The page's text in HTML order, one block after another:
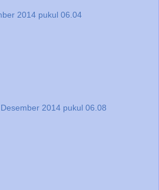
2014 pukul 06.04
2014 pukul 06.08